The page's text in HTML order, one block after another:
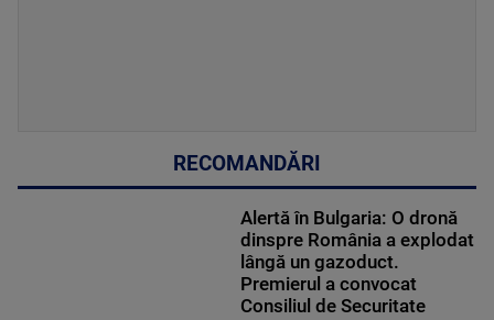
RECOMANDĂRI
Alertă în Bulgaria: O dronă
dinspre România a explodat
lângă un gazoduct.
Premierul a convocat
Consiliul de Securitate